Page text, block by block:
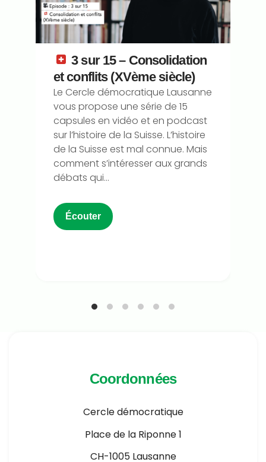
3 sur 15 – Consolidation
et conflits (XVème siècle)
Le Cercle démocratique Lausanne
vous propose une série de 15
capsules en vidéo et en podcast
sur l’histoire de la Suisse. L’histoire
de la Suisse est mal connue. Mais
comment s’intéresser aux grands
débats qui...
Écouter
Coordonnées
Cercle démocratique
Place de la Riponne 1
CH-1005 Lausanne